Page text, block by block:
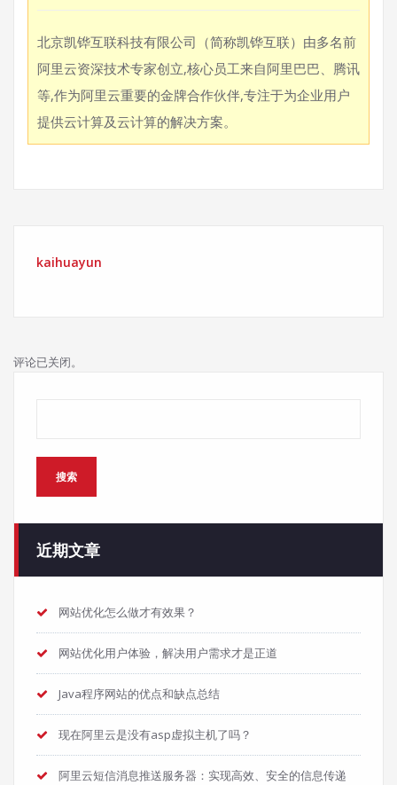
北京凯铧互联科技有限公司（简称凯铧互联）由多名前
阿里云资深技术专家创立,核心员工来自阿里巴巴、腾讯
等,作为阿里云重要的金牌合作伙伴,专注于为企业用户
提供云计算及云计算的解决方案。
kaihuayun
评论已关闭。
搜索
近期文章
网站优化怎么做才有效果？
网站优化用户体验，解决用户需求才是正道
Java程序网站的优点和缺点总结
现在阿里云是没有asp虚拟主机了吗？
阿里云短信消息推送服务器：实现高效、安全的信息传递